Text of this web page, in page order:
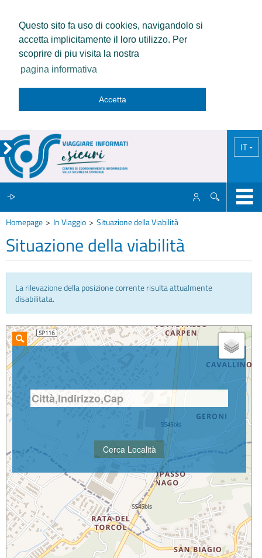
Questo sito fa uso di cookies, navigandolo si
accetta implicitamente il loro utilizzo. Per
scoprire di piu visita la nostra
pagina informativa
Accetta
IT
IL CCISS
INFO E MEDIA
IN VIAGGIO
Homepage In Viaggio Situazione della Viabilità
Situazione della viabilità
La rilevazione della posizione corrente risulta attualmente
disabilitata.